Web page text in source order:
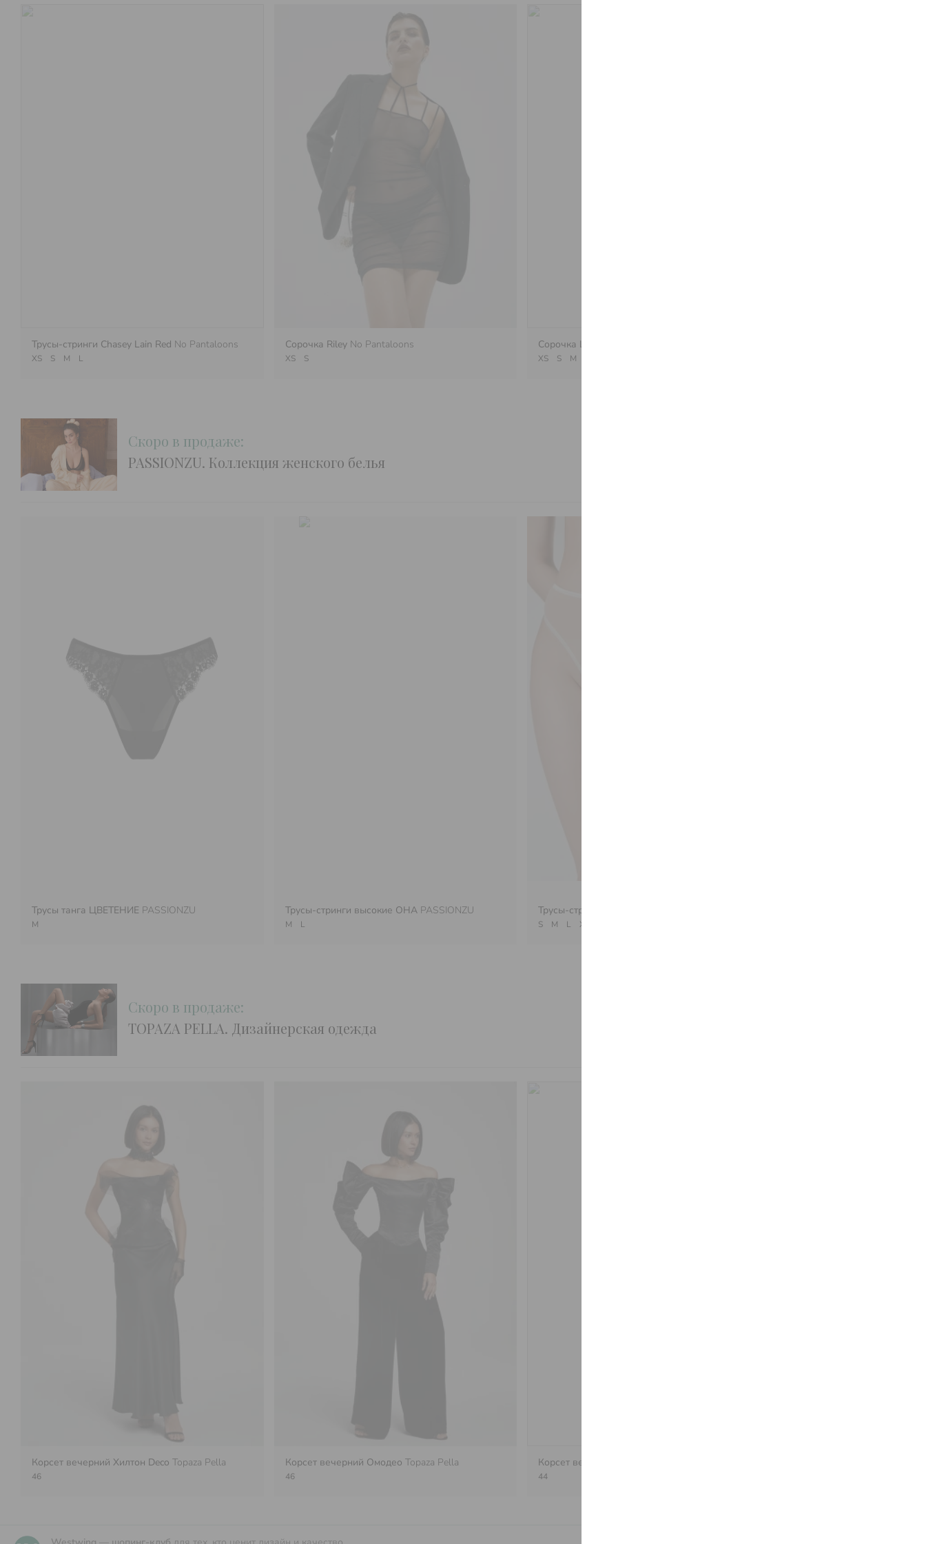
Трусы-стринги Chasey Lain Red No Pantaloons
XS S M L
Сорочка Riley No Pantaloons
XS S
Сорочка Lindsey Love
XS S M
Скоро в продаже:
PASSIONZU. Коллекция женского белья
Трусы танга ЦВЕТЕНИЕ PASSIONZU
M
Трусы-стринги высокие ОНА PASSIONZU
M L
Трусы-стринги высокие ОНА
S M L XL
Скоро в продаже:
TOPAZA PELLA. Дизайнерская одежда
Корсет вечерний Хилтон Deco Topaza Pella
46
Корсет вечерний Омодео Topaza Pella
46
Корсет вечерний Омодео
44